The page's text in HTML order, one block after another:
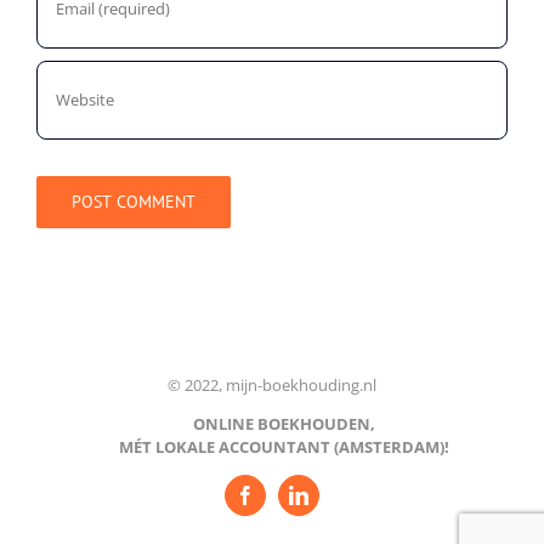
© 2022, mijn-boekhouding.nl
ONLINE BOEKHOUDEN,
MÉT LOKALE ACCOUNTANT (AMSTERDAM)!